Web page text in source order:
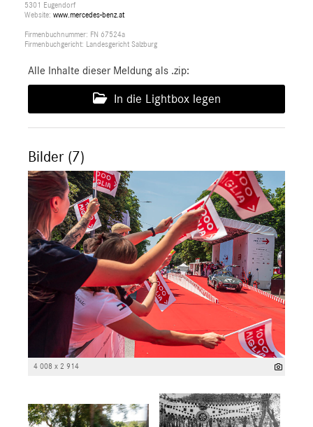
5301 Eugendorf
Website: www.mercedes-benz.at
Firmenbuchnummer: FN 67524a
Firmenbuchgericht: Landesgericht Salzburg
Alle Inhalte dieser Meldung als .zip:
In die Lightbox legen
Bilder (7)
4 008 x 2 914